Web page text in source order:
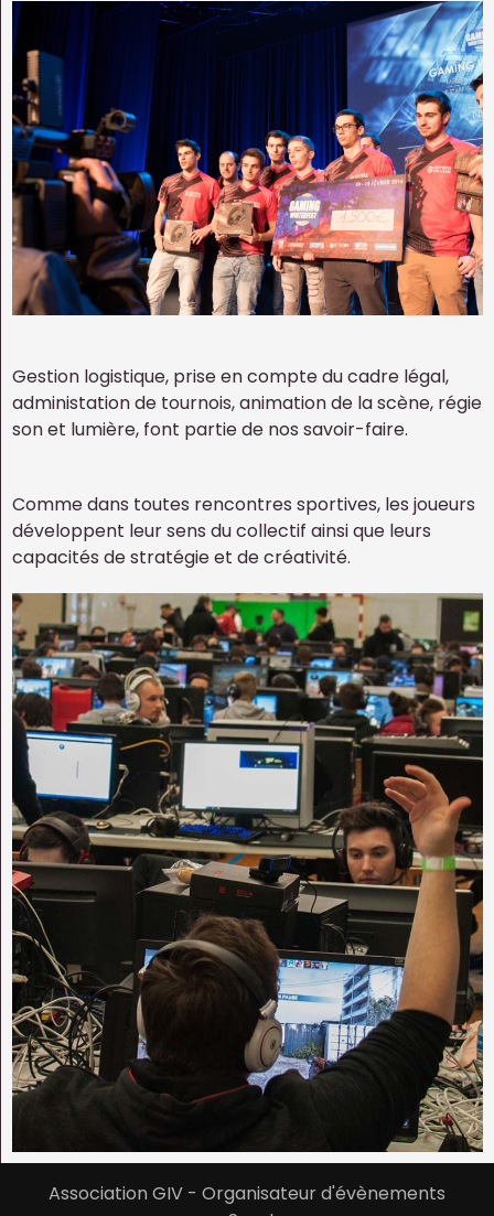
Gestion logistique, prise en compte du cadre légal,
administation de tournois, animation de la scène, régie
son et lumière, font partie de nos savoir-faire.
Comme dans toutes rencontres sportives, les joueurs
développent leur sens du collectif ainsi que leurs
capacités de stratégie et de créativité.
Association GIV - Organisateur d'évènements